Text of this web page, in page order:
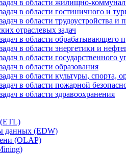
в области жилищно-
в области гостиничного и
в области трудоустройства и
отраслевых задач
в области обрабатывающего
в области энергетики и
в области государственного
в области образования
в области культуры, спорта,
в области пожарной
в области здравоохранения
данных (EDW)
(OLAP)